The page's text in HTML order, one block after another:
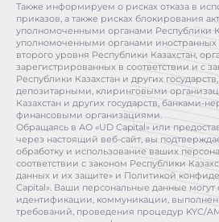
Также информируем о рисках отказа в
приказов, а также рисках блокирования
уполномоченными органами Республики
уполномоченными органами иностранных
второго уровня Республики Казахстан,
зарегистрированных в соответствии и с
Республики Казахстан и других
депозитарными, клиринговыми
Казахстан и других государств, банками-
финансовыми организациями.
Обращаясь в АО «UD Capital» или
через настоящий веб-сайт, вы
обработку и использование ваших
соответствии с законом Республики
данных и их защите» и Политикой
Capital». Ваши персональные данные могут
идентификации, коммуникации,
требований, проведения процедур KYC/